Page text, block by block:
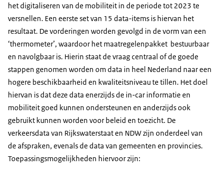
het digitaliseren van de mobiliteit in de periode tot 2023 te
versnellen. Een eerste set van 15 data-items is hiervan het
resultaat. De vorderingen worden gevolgd in de vorm van een
‘thermometer’, waardoor het maatregelenpakket bestuurbaar
en navolgbaar is. Hierin staat de vraag centraal of de goede
stappen genomen worden om data in heel Nederland naar een
hogere beschikbaarheid en kwaliteitsniveau te tillen. Het doel
hiervan is dat deze data enerzijds de in-car informatie en
mobiliteit goed kunnen ondersteunen en anderzijds ook
gebruikt kunnen worden voor beleid en toezicht. De
verkeersdata van Rijkswaterstaat en NDW zijn onderdeel van
de afspraken, evenals de data van gemeenten en provincies.
Toepassingsmogelijkheden hiervoor zijn: